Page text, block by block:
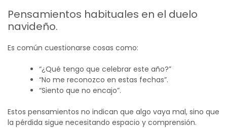
Pensamientos habituales en el duelo
navideño.
Es común cuestionarse cosas como:
“¿Qué tengo que celebrar este año?”
“No me reconozco en estas fechas”.
“Siento que no encajo”.
Estos pensamientos no indican que algo vaya mal, sino que
la pérdida sigue necesitando espacio y comprensión.